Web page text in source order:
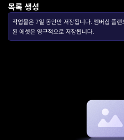
목록 생성
작업물은 7일 동안만 저장됩니다. 멤버십 플
된 에셋은 영구적으로 저장됩니다.